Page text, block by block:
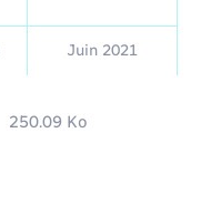
Juin 2021
250.09 Ko